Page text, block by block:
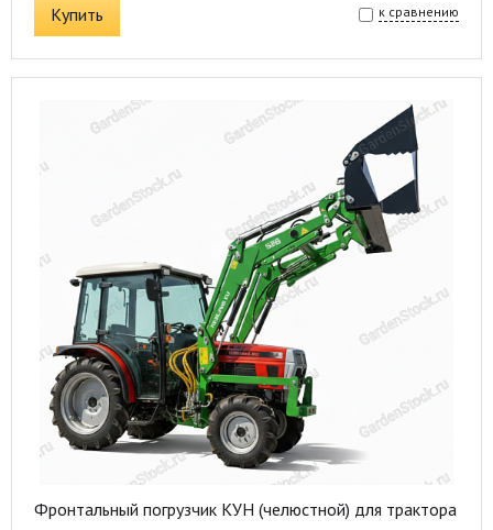
Купить к сравнению
Фронтальный погрузчик КУН (челюстной) для трактора